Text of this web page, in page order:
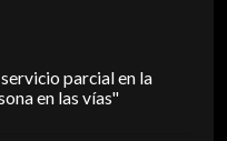
parcial en la
en las vías"